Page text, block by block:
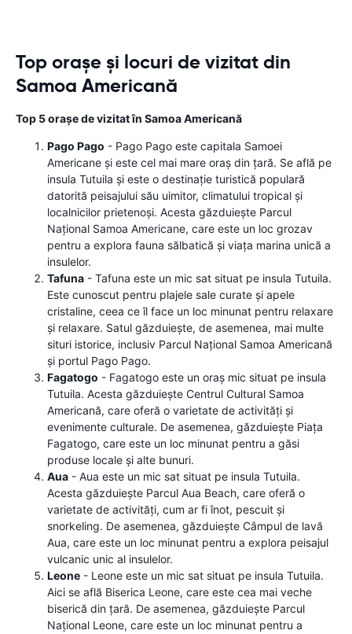
Top orașe și locuri de vizitat din
Samoa Americană
Top 5 orașe de vizitat în Samoa Americană
Pago Pago - Pago Pago este capitala Samoei
Americane și este cel mai mare oraș din țară. Se află pe
insula Tutuila și este o destinație turistică populară
datorită peisajului său uimitor, climatului tropical și
localnicilor prietenoși. Acesta găzduiește Parcul
Național Samoa Americane, care este un loc grozav
pentru a explora fauna sălbatică și viața marina unică a
insulelor.
Tafuna - Tafuna este un mic sat situat pe insula Tutuila.
Este cunoscut pentru plajele sale curate și apele
cristaline, ceea ce îl face un loc minunat pentru relaxare
și relaxare. Satul găzduiește, de asemenea, mai multe
situri istorice, inclusiv Parcul Național Samoa Americană
și portul Pago Pago.
Fagatogo - Fagatogo este un oraș mic situat pe insula
Tutuila. Acesta găzduiește Centrul Cultural Samoa
Americană, care oferă o varietate de activități și
evenimente culturale. De asemenea, găzduiește Piața
Fagatogo, care este un loc minunat pentru a găsi
produse locale și alte bunuri.
Aua - Aua este un mic sat situat pe insula Tutuila.
Acesta găzduiește Parcul Aua Beach, care oferă o
varietate de activități, cum ar fi înot, pescuit și
snorkeling. De asemenea, găzduiește Câmpul de lavă
Aua, care este un loc minunat pentru a explora peisajul
vulcanic unic al insulelor.
Leone - Leone este un mic sat situat pe insula Tutuila.
Aici se află Biserica Leone, care este cea mai veche
biserică din țară. De asemenea, găzduiește Parcul
Național Leone, care este un loc minunat pentru a